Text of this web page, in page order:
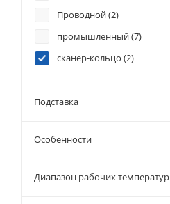
Проводной (2)
промышленный (7)
сканер-кольцо (2)
Подставка
Особенности
Диапазон рабочих температур